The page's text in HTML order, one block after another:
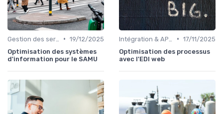
• 19/12/2025
Optimisation des systèmes
d'information pour le SAMU
• 17/11/2025
Optimisation des processus
avec l'EDI web